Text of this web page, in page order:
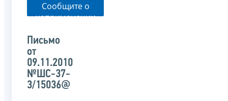
Сообщите о
неприменении
органом
письма
Письмо
от
09.11.2010
№ШС-37-
3/15036@